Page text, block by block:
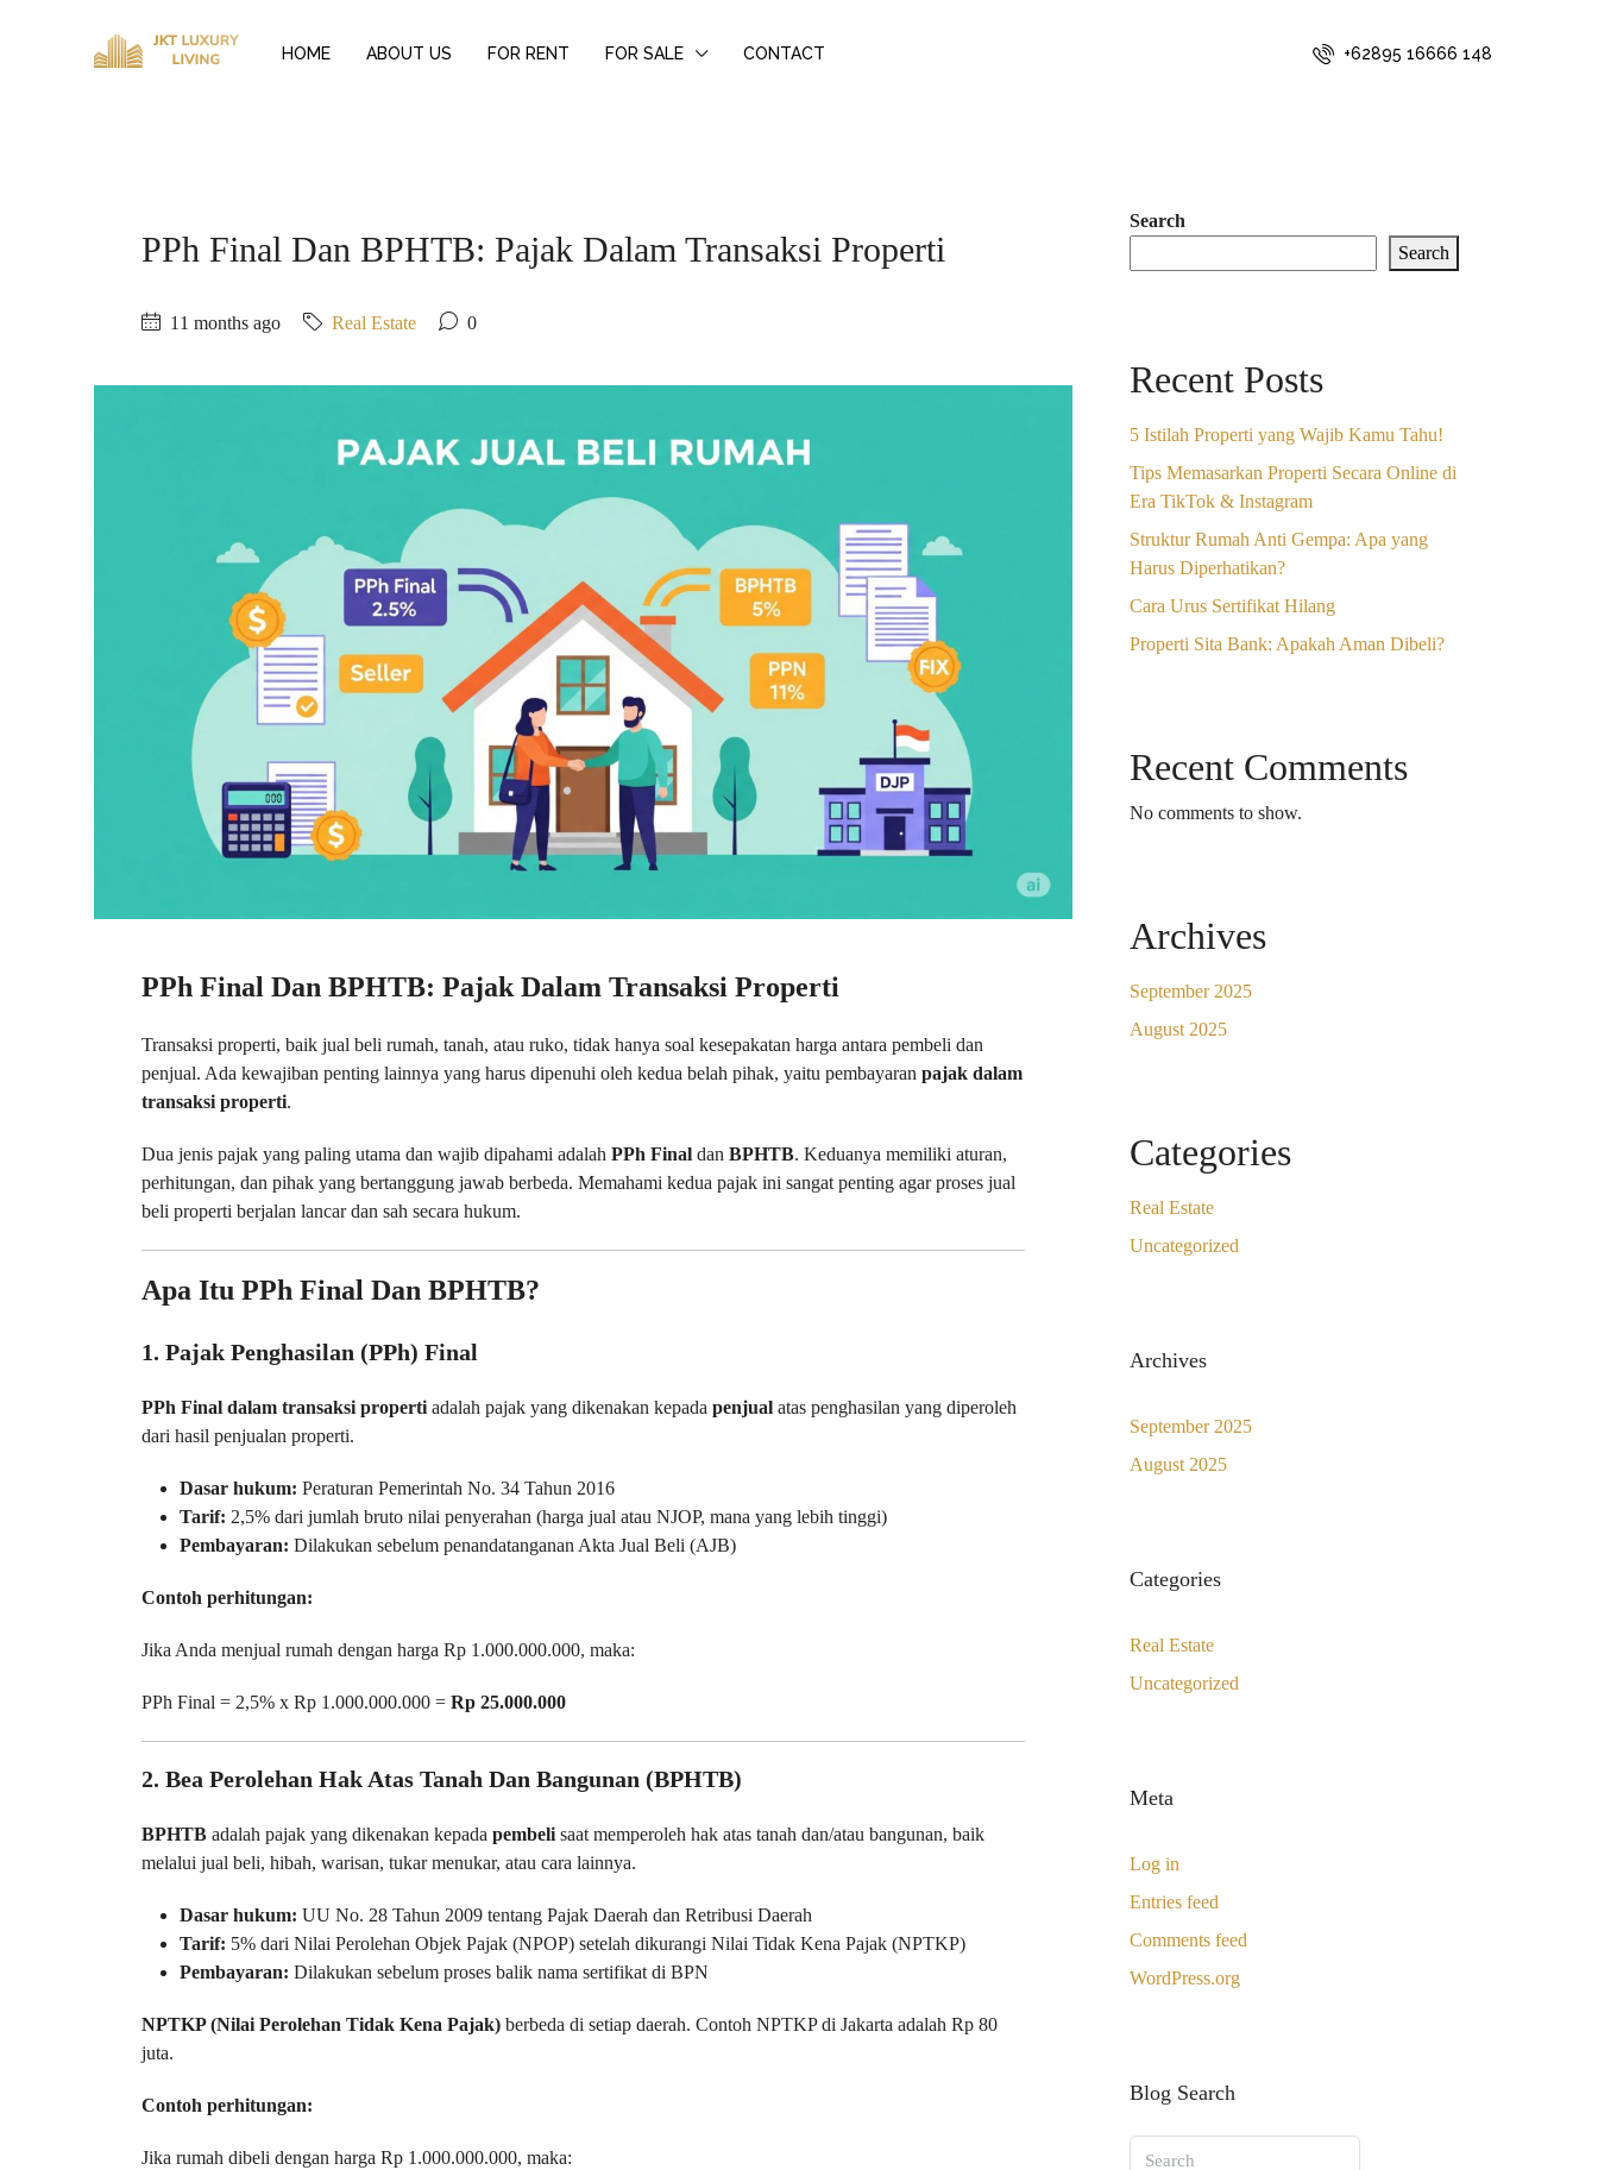
HOME ABOUT US FOR RENT FOR SALE CONTACT +62895 16666 148
PPh Final Dan BPHTB: Pajak Dalam Transaksi Properti
11 months ago Real Estate 0
PPh Final Dan BPHTB: Pajak Dalam Transaksi Properti
Transaksi properti, baik jual beli rumah, tanah, atau ruko, tidak hanya soal kesepakatan harga antara pembeli dan
penjual. Ada kewajiban penting lainnya yang harus dipenuhi oleh kedua belah pihak, yaitu pembayaran pajak dalam
transaksi properti.
Dua jenis pajak yang paling utama dan wajib dipahami adalah PPh Final dan BPHTB. Keduanya memiliki aturan,
perhitungan, dan pihak yang bertanggung jawab berbeda. Memahami kedua pajak ini sangat penting agar proses jual
beli properti berjalan lancar dan sah secara hukum.
Apa Itu PPh Final Dan BPHTB?
1. Pajak Penghasilan (PPh) Final
PPh Final dalam transaksi properti adalah pajak yang dikenakan kepada penjual atas penghasilan yang diperoleh
dari hasil penjualan properti.
Dasar hukum: Peraturan Pemerintah No. 34 Tahun 2016
Tarif: 2,5% dari jumlah bruto nilai penyerahan (harga jual atau NJOP, mana yang lebih tinggi)
Pembayaran: Dilakukan sebelum penandatanganan Akta Jual Beli (AJB)
Contoh perhitungan:
Jika Anda menjual rumah dengan harga Rp 1.000.000.000, maka:
PPh Final = 2,5% x Rp 1.000.000.000 = Rp 25.000.000
2. Bea Perolehan Hak Atas Tanah Dan Bangunan (BPHTB)
BPHTB adalah pajak yang dikenakan kepada pembeli saat memperoleh hak atas tanah dan/atau bangunan, baik
melalui jual beli, hibah, warisan, tukar menukar, atau cara lainnya.
Dasar hukum: UU No. 28 Tahun 2009 tentang Pajak Daerah dan Retribusi Daerah
Tarif: 5% dari Nilai Perolehan Objek Pajak (NPOP) setelah dikurangi Nilai Tidak Kena Pajak (NPTKP)
Pembayaran: Dilakukan sebelum proses balik nama sertifikat di BPN
NPTKP (Nilai Perolehan Tidak Kena Pajak) berbeda di setiap daerah. Contoh NPTKP di Jakarta adalah Rp 80
juta.
Contoh perhitungan:
Jika rumah dibeli dengan harga Rp 1.000.000.000, maka:
Search
Search
Recent Posts
5 Istilah Properti yang Wajib Kamu Tahu!
Tips Memasarkan Properti Secara Online di
Era TikTok & Instagram
Struktur Rumah Anti Gempa: Apa yang
Harus Diperhatikan?
Cara Urus Sertifikat Hilang
Properti Sita Bank: Apakah Aman Dibeli?
Recent Comments
No comments to show.
Archives
September 2025
August 2025
Categories
Real Estate
Uncategorized
Archives
September 2025
August 2025
Categories
Real Estate
Uncategorized
Meta
Log in
Entries feed
Comments feed
WordPress.org
Blog Search